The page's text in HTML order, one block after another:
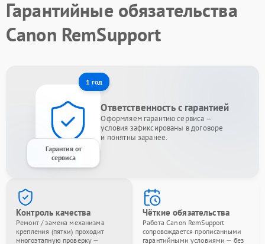
Гарантийные обязательства
Canon RemSupport
1 год
Гарантия от
сервиса
Ответственность с гарантией
Оформляем гарантию сервиса —
условия зафиксированы в договоре
и понятны заранее.
Контроль качества
Ремонт / замена механизма
крепления (пятки) проходит
многоэтапную проверку —
Чёткие обязательства
Работа Canon RemSupport
сопровождается прописанными
гарантийными условиями — без